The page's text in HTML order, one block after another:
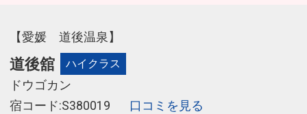
【愛媛 道後温泉】
道後舘 ハイクラス
ドウゴカン
宿コード:S380019
口コミを見る